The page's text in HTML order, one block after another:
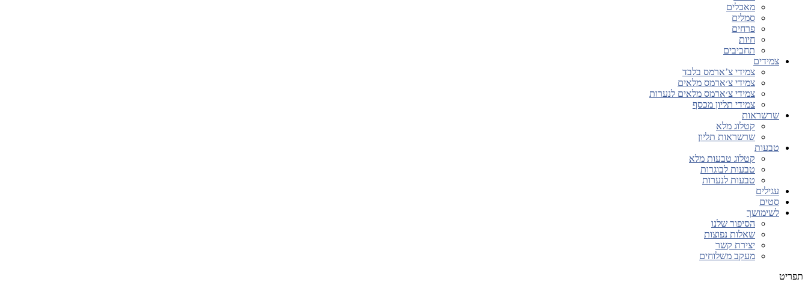
מאכלים
סמלים
פרחים
חיות
תחביבים
צמידים
צמידי צ’ארמס בלבד
צמידי צ׳ארמס מלאים
צמידי צ׳ארמס מלאים לנערות
צמידי תליון מכסף
שרשראות
קטלוג מלא
שרשראות תליון
טבעות
קטלוג טבעות מלא
טבעות לבוגרות
טבעות לנערות
עגילים
סטים
לשימושך
הסיפור שלנו
שאלות נפוצות
יצירת קשר
מעקב משלוחים
תפריט